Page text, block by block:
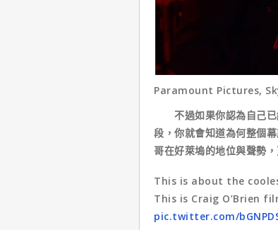
Paramount Pictures,
不過如果你認為自己已
段，你就會知道為何整個
哥在好萊塢的地位與聲勢
This is about the
This is Craig O’Brien
pic.twitter.com/